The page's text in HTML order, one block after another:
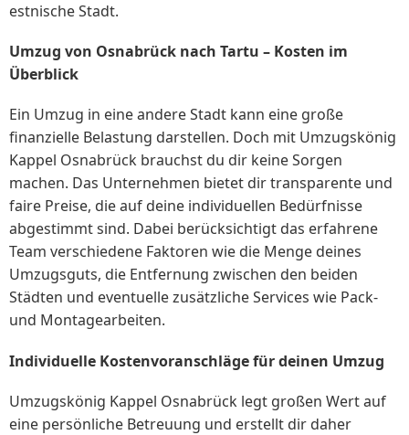
estnische Stadt.
Umzug von Osnabrück nach Tartu – Kosten im
Überblick
Ein Umzug in eine andere Stadt kann eine große
finanzielle Belastung darstellen. Doch mit Umzugskönig
Kappel Osnabrück brauchst du dir keine Sorgen
machen. Das Unternehmen bietet dir transparente und
faire Preise, die auf deine individuellen Bedürfnisse
abgestimmt sind. Dabei berücksichtigt das erfahrene
Team verschiedene Faktoren wie die Menge deines
Umzugsguts, die Entfernung zwischen den beiden
Städten und eventuelle zusätzliche Services wie Pack-
und Montagearbeiten.
Individuelle Kostenvoranschläge für deinen Umzug
Umzugskönig Kappel Osnabrück legt großen Wert auf
eine persönliche Betreuung und erstellt dir daher